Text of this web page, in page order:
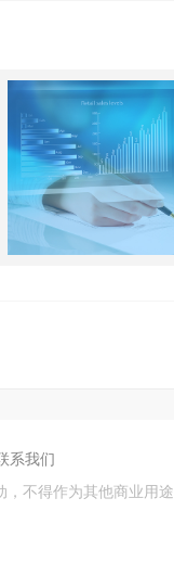
系我们
不得作为其他商业用